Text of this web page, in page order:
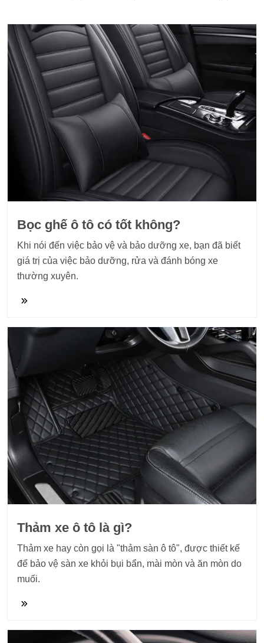
Bọc ghế ô tô có tốt không?
​Khi nói đến việc bảo vệ và bảo dưỡng xe, bạn đã biết
giá trị của việc bảo dưỡng, rửa và đánh bóng xe
thường xuyên.
Thảm xe ô tô là gì?
​Thảm xe hay còn gọi là "thảm sàn ô tô", được thiết kế
để bảo vệ sàn xe khỏi bụi bẩn, mài mòn và ăn mòn do
muối.